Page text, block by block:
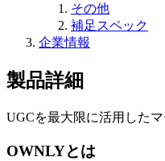
その他
補足スペック
企業情報
製品詳細
UGCを最大限に活用したマ
OWNLYとは